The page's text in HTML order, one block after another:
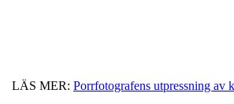
LÄS MER: Porrfotografens utpressning av